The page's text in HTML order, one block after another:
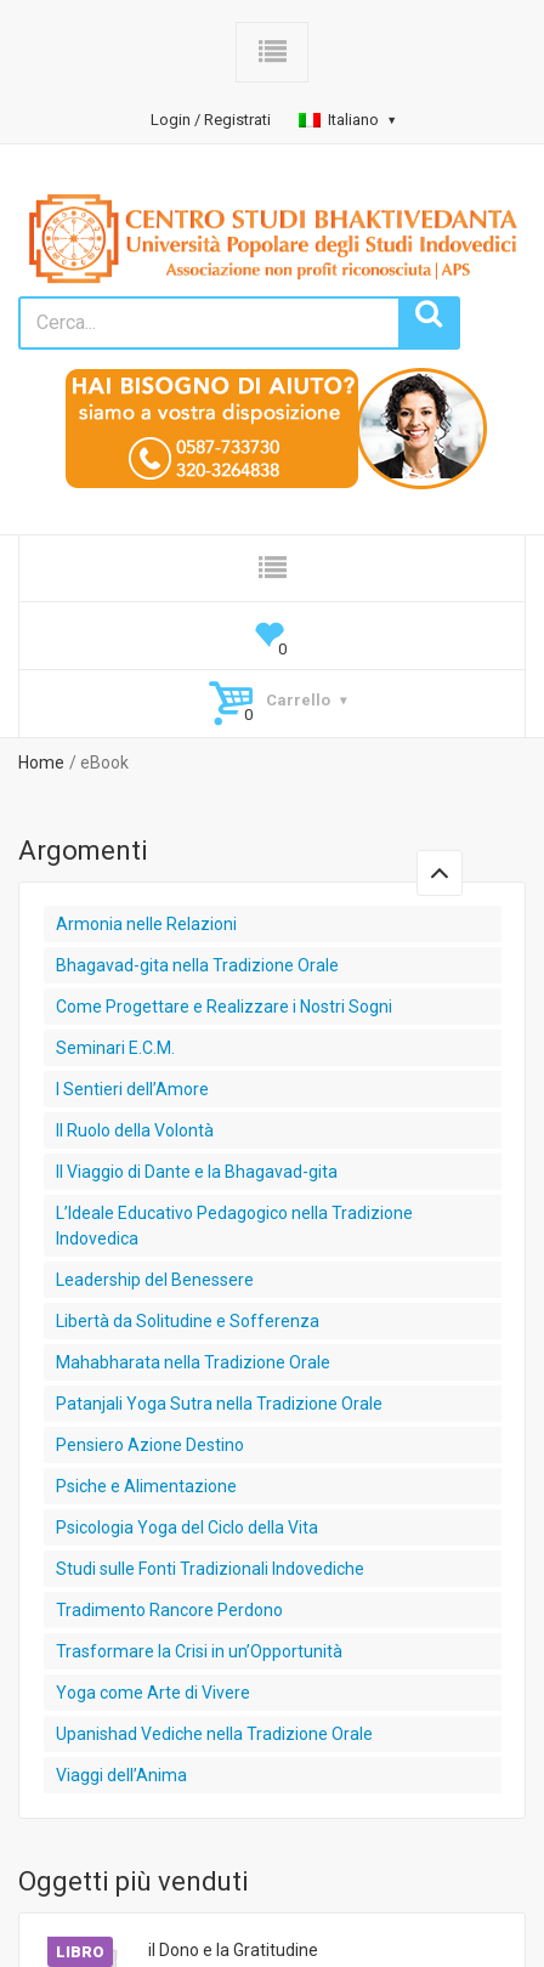
Login / Registrati Italiano
Carrello
Home eBook
Argomenti
Armonia nelle Relazioni
Bhagavad-gita nella Tradizione Orale
Come Progettare e Realizzare i Nostri Sogni
Seminari E.C.M.
I Sentieri dell’Amore
Il Ruolo della Volontà
Il Viaggio di Dante e la Bhagavad-gita
L’Ideale Educativo Pedagogico nella Tradizione
Indovedica
Leadership del Benessere
Libertà da Solitudine e Sofferenza
Mahabharata nella Tradizione Orale
Patanjali Yoga Sutra nella Tradizione Orale
Pensiero Azione Destino
Psiche e Alimentazione
Psicologia Yoga del Ciclo della Vita
Studi sulle Fonti Tradizionali Indovediche
Tradimento Rancore Perdono
Trasformare la Crisi in un’Opportunità
Yoga come Arte di Vivere
Upanishad Vediche nella Tradizione Orale
Viaggi dell’Anima
Oggetti più venduti
LIBRO
il Dono e la Gratitudine